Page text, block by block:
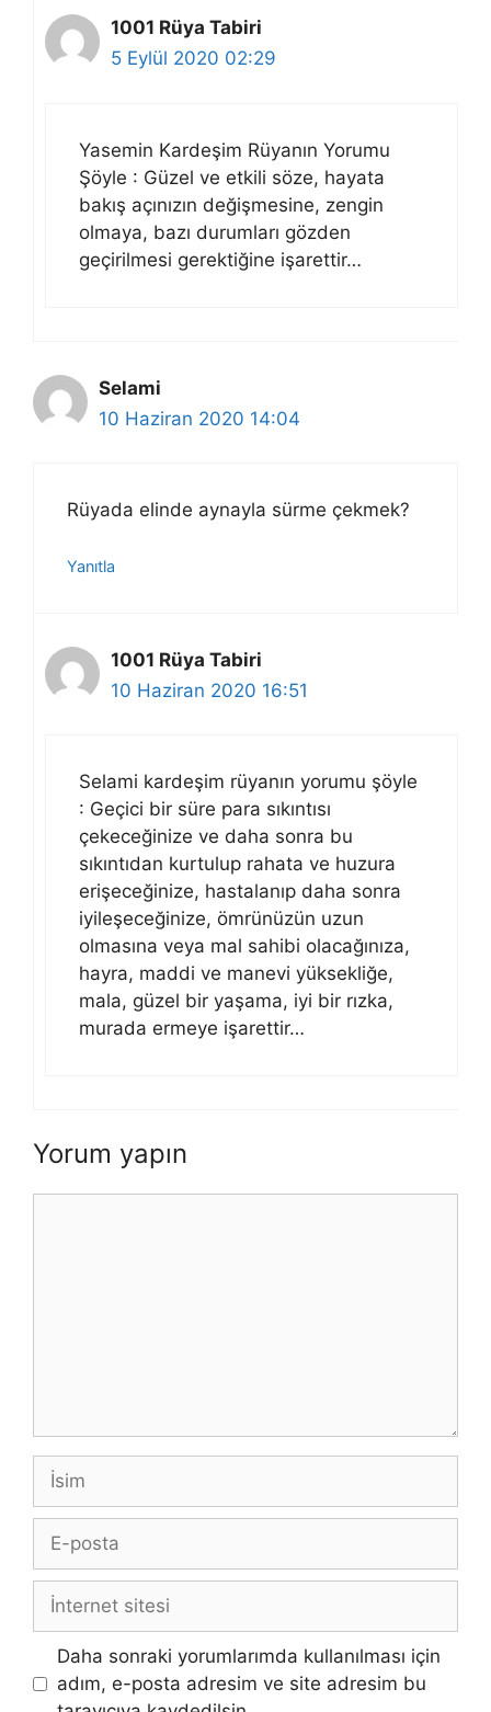
1001 Rüya Tabiri
5 Eylül 2020 02:29
Yasemin Kardeşim Rüyanın Yorumu
Şöyle : Güzel ve etkili söze, hayata
bakış açınızın değişmesine, zengin
olmaya, bazı durumları gözden
geçirilmesi gerektiğine işarettir…
Selami
10 Haziran 2020 14:04
Rüyada elinde aynayla sürme çekmek?
Yanıtla
1001 Rüya Tabiri
10 Haziran 2020 16:51
Selami kardeşim rüyanın yorumu şöyle
: Geçici bir süre para sıkıntısı
çekeceğinize ve daha sonra bu
sıkıntıdan kurtulup rahata ve huzura
erişeceğinize, hastalanıp daha sonra
iyileşeceğinize, ömrünüzün uzun
olmasına veya mal sahibi olacağınıza,
hayra, maddi ve manevi yüksekliğe,
mala, güzel bir yaşama, iyi bir rızka,
murada ermeye işarettir…
Yorum yapın
İsim
posta
İnternet
sitesi
Daha sonraki yorumlarımda kullanılması için
adım, e-posta adresim ve site adresim bu